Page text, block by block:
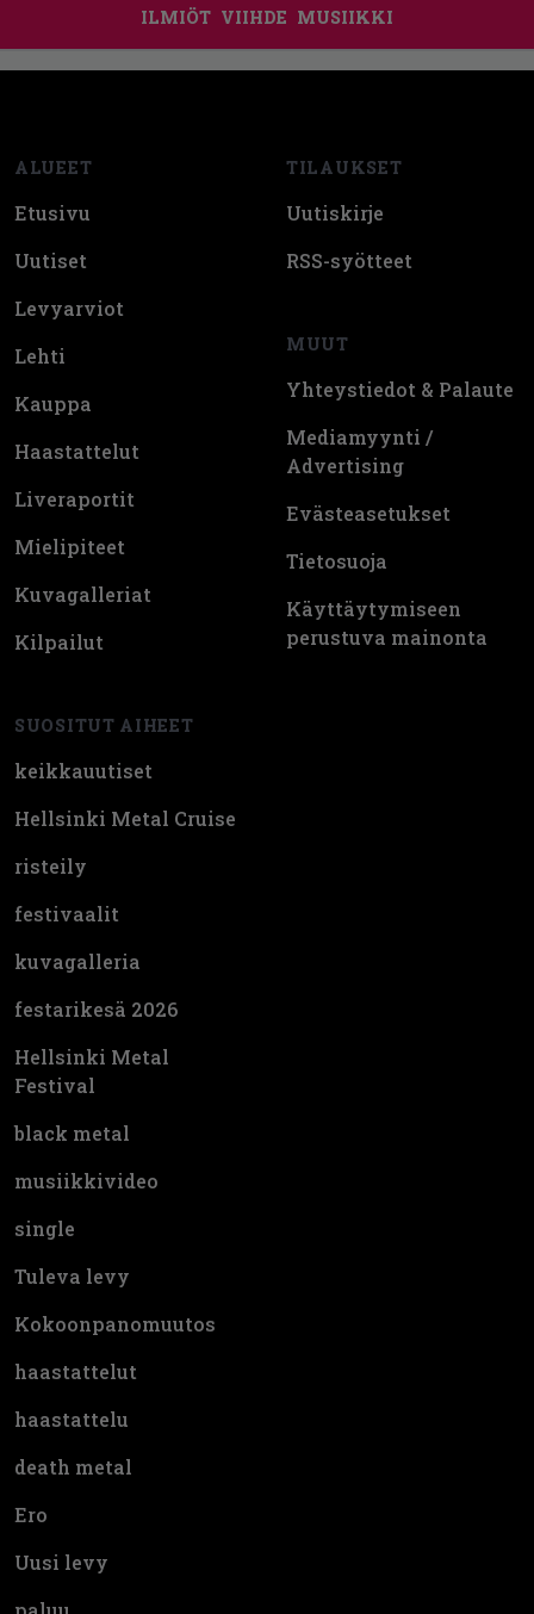
ILMIÖT VIIHDE MUSIIKKI
ALUEET
Etusivu
Uutiset
Levyarviot
Lehti
Kauppa
Haastattelut
Liveraportit
Mielipiteet
Kuvagalleriat
Kilpailut
SUOSITUT AIHEET
keikkauutiset
Hellsinki Metal Cruise
risteily
festivaalit
kuvagalleria
festarikesä 2026
Hellsinki Metal
Festival
black metal
musiikkivideo
single
Tuleva levy
Kokoonpanomuutos
haastattelut
haastattelu
death metal
Ero
Uusi levy
TILAUKSET
Uutiskirje
RSS-syötteet
MUUT
Yhteystiedot & Palaute
Mediamyynti /
Advertising
Evästeasetukset
Tietosuoja
Käyttäytymiseen
perustuva mainonta